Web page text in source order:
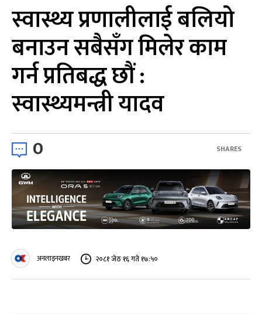
स्वास्थ्य प्रणालीलाई बलियो
बनाउन सबैसँग मिलेर काम
गर्न प्रतिबद्ध छौं :
स्वास्थ्यमन्त्री यादव
0 SHARES
अनलाइनखबर २०८१ जेठ १६ गते १७:५०